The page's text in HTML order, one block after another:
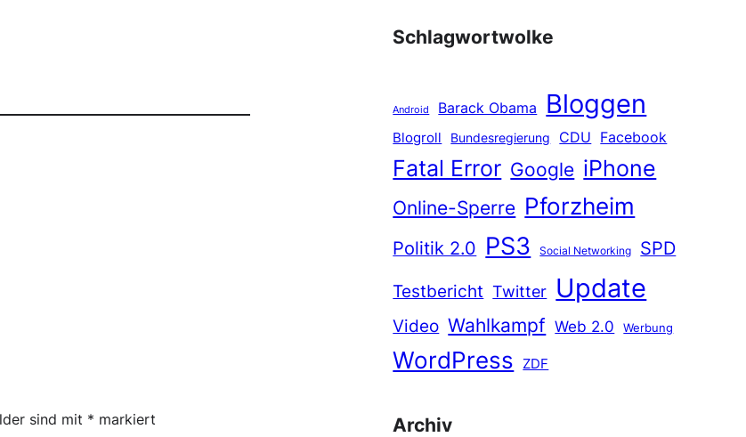
sind mit * markiert
Schlagwortwolke
Android Barack Obama Bloggen
Blogroll Bundesregierung CDU Facebook
Fatal Error Google iPhone
Online-Sperre Pforzheim
Politik 2.0 PS3 Social Networking
SPD
Testbericht Twitter Update
Video Wahlkampf Web 2.0 Werbung
WordPress ZDF
Archiv